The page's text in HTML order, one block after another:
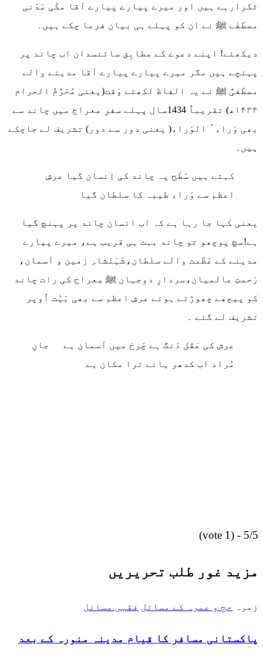
ٹکرارہے ہیں اور میرے پیارے پیارے آقا مکّی مَدَنی
مصطَفٰے ﷺ نے ان کو پہلے ہی بیان فرما چکے ہیں۔
دیکھئے! اپنے دعوے کے مطابِق سائنسدان اب چاند پر
پہنچے ہیں مگر میرے پیارے پیارے آقا مدینے والے
مصطَفیَّٰ ﷺ نے یہ الفاظ لکھتے وَقت(یعنی مُحَرَّمُ الحرام
۱۴۳۴ھ) تقریباً 1434سال پہلے سفرِ معراج میں چاند سے
بھی وَراء ُ الوَراء( یعنی دور سے دور) تشریف لے جاچکے
ہیں۔
کہتے ہیں سَطْح پہ چاند کی اِنسان گیا عرشِ
اعظم سے وَراء طیبہ کا سلطان گیا
یعنی کہا جا رہا ہے کہ اب انسان چاند پر پہنچ گیا
ہے!سچ پوچھو تو چاند بہت ہی قریب ہے، میرے پیارے
مدینے کے عَظَمت والے سلطان،شَہْنَشاہِ زمین و آسمان،
رَحمتِ عالمیان،سردارِ دوجہان ﷺ مِعراج کی رات چاند
کو پیچھے چھوڑتے ہوئے عرشِ اعظم سے بھی بَہُت اُوپر
تشریف لے گئے ۔
عرش کی عَقْل دَنگ ہے چَرخ میں آسمان ہے جانِ
مُراد اب کدھر ہائے ترا مکان ہے
5/5 - (1 vote)
مزید غور طلب تحریریں
زمرہ حج و عمرہ کے مسائل فقہی مسائل
پاکستانی مسافر کا قیام مدینہ منورہ کے بعد